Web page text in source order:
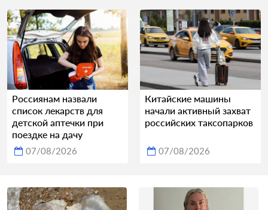
Россиянам назвали
список лекарств для
детской аптечки при
поездке на дачу
07/08/2026
Китайские машины
начали активный захват
российских таксопарков
07/08/2026